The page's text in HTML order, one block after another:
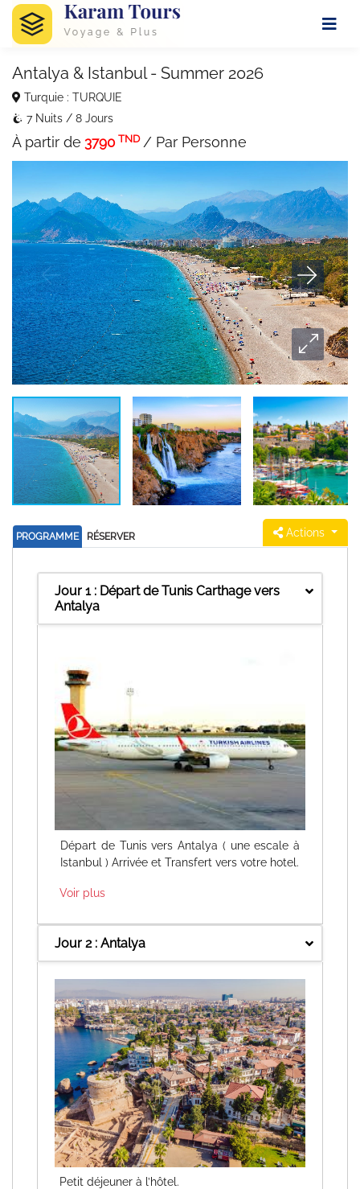
Antalya & Istanbul - Summer 2026
Turquie : TURQUIE
7 Nuits / 8 Jours
À partir de 3790 TND / Par Personne
PROGRAMME RÉSERVER Actions
Jour 1 : Départ de Tunis Carthage vers
Antalya
Départ de Tunis vers Antalya ( une escale à
Istanbul ) Arrivée et Transfert vers votre hotel.
Voir plus
Jour 2 : Antalya
Petit déjeuner à l’hôtel.